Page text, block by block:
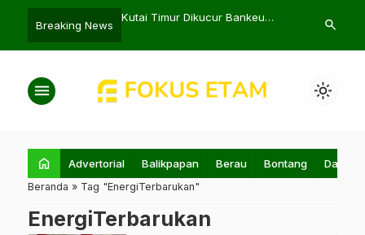
Breaking News
Pembangunan
Kutai Timur Dikucur Bankeu
Deputy
search
menu light_mode
home Advertorial Balikpapan Berau Bontang Daerah
Beranda » Tag "EnergiTerbarukan"
EnergiTerbarukan